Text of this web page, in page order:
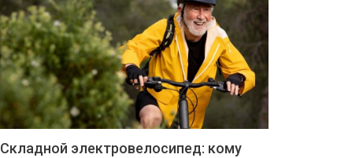
Складной электровелосипед: кому